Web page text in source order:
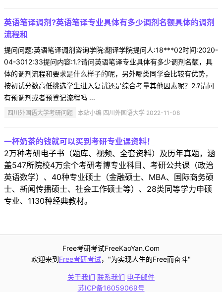
英语笔译调剂?英语笔译专业具体有多少调剂名额具体的调剂
流程和
提问问题:英语笔译调剂咨询学院:翻译学院提问人:18***02时间:2020-
04-3012:33提问内容:1.?请问英语笔译专业具体有多少调剂名额，具
体的调剂流程和要求是什么样子的呢，另外哪类同学会比较有优势，
按初试分数高低挑选学生进入复试还是综合考量其他因素呢？2.?请问
有预调剂或者预登记流程吗 ...
四川外国语大学考研问题 本站小编 四川外国语大学 2022-11-08
一杯奶茶的钱就可以买到考研专业课资料！
2万种考研电子书（题库、视频、全套资料）及历年真题，涵
盖547所院校4万余个考研考博专业科目、考研公共课（政治
英语数学）、40种专业硕士（金融硕士、MBA、国际商务硕
士、新闻传播硕士、社会工作硕士等）、28类同等学力申硕
专业、1130种经典教材。
Free考研考试FreeKaoYan.Com
欢迎来到Free考研考试，"为实现人生的Free而奋斗"
关于我们 联系我们 电子邮件
苏ICP备16059069号